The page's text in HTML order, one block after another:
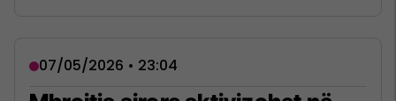
07/05/2026 • 23:04